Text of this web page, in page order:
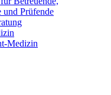
und Prüfende
Medizin